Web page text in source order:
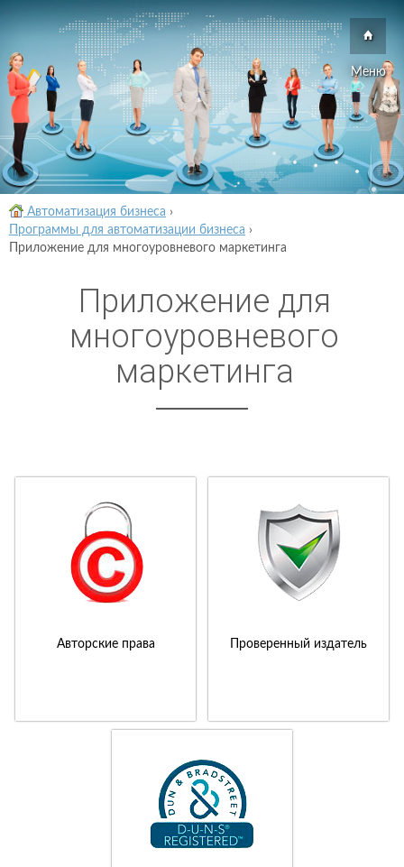
Меню
Автоматизация бизнеса ›
Программы для автоматизации бизнеса ›
Приложение для многоуровневого маркетинга
Приложение для
многоуровневого
маркетинга
Авторские права Проверенный издатель